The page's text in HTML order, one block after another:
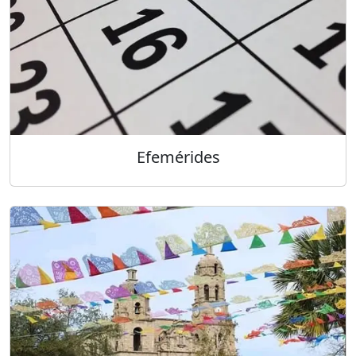
Efemérides